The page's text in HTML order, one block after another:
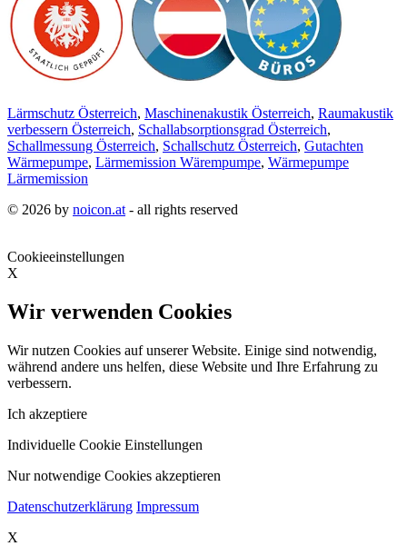
Lärmschutz Österreich, Maschinenakustik Österreich, Raumakustik
verbessern Österreich, Schallabsorptionsgrad Österreich,
Schallmessung Österreich, Schallschutz Österreich, Gutachten
Wärmepumpe, Lärmemission Wärempumpe, Wärmepumpe
Lärmemission
© 2026 by noicon.at - all rights reserved
Cookieeinstellungen
X
Wir verwenden Cookies
Wir nutzen Cookies auf unserer Website. Einige sind notwendig,
während andere uns helfen, diese Website und Ihre Erfahrung zu
verbessern.
Ich akzeptiere
Individuelle Cookie Einstellungen
Nur notwendige Cookies akzeptieren
Datenschutzerklärung Impressum
X